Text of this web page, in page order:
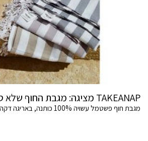
TAKEANAP מציגה: מגבת החוף שלא סוחבת חול
מגבת חוף פשטמל עשויה 100% כותנה, באריגה דקה, רכה ואוורירית.